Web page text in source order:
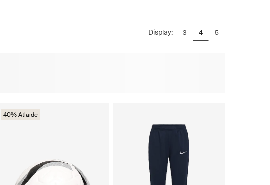
Display: 3 4 5
40% Atlaide